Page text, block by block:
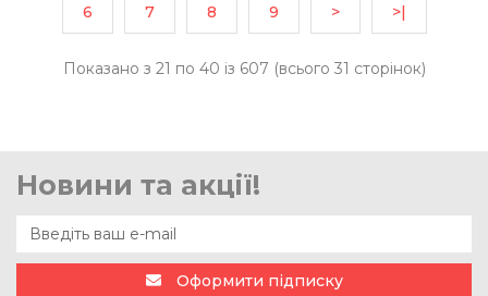
6 7 8 9 > >|
Показано з 21 по 40 із 607 (всього 31 сторінок)
Новини та акції!
Оформити підписку